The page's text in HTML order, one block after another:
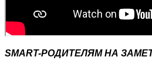
SMART-РОДИТЕЛЯМ НА